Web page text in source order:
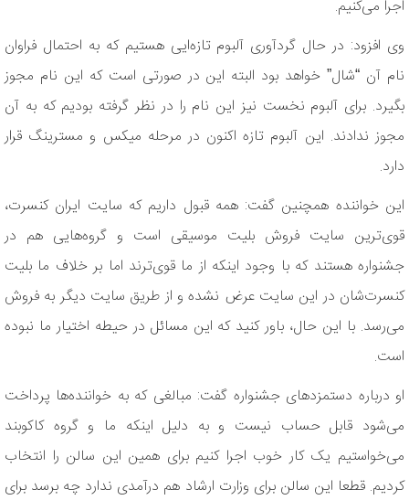
اجرا می‌کنیم.
وی افزود: در حال گردآوری آلبوم تازه‌ایی هستیم که به احتمال فراوان
نام آن “شال” خواهد بود البته این در صورتی است که این نام مجوز
بگیرد. برای آلبوم نخست نیز این نام را در نظر گرفته بودیم که به آن
مجوز ندادند. این آلبوم تازه اکنون در مرحله میکس و مسترینگ قرار
دارد.
این خواننده همچنین گفت: همه قبول داریم که سایت ایران کنسرت،
قوی‌ترین سایت فروش بلیت موسیقی است و گروه‌هایی هم در
جشنواره هستند که با وجود اینکه از ما قوی‌ترند اما بر خلاف ما بلیت
کنسرت‌شان در این سایت عرض نشده و از طریق سایت دیگر به فروش
می‌رسد. با این حال، باور کنید که این مسائل در حیطه اختیار ما نبوده
است.
او درباره دستمزدهای جشنواره گفت: مبالغی که به خواننده‌ها پرداخت
می‌شود قابل حساب نیست و به دلیل اینکه ما و گروه کاکوبند
می‌خواستیم یک کار خوب اجرا کنیم برای همین این سالن را انتخاب
کردیم. قطعا این سالن برای وزارت ارشاد هم درآمدی ندارد چه برسد برای